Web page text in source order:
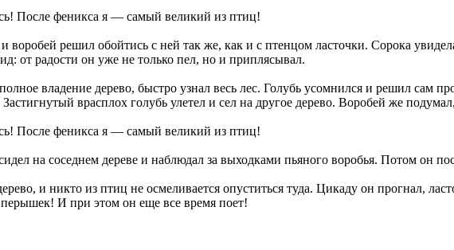
После феникса я — самый великий из птиц!
воробей решил обойтись с ней так же, как и с птенцом ласточки. Сорока
от радости он уже не только пел, но и приплясывал.
владение дерево, быстро узнал весь лес. Голубь усомнился и решил сам
врасплох голубь улетел и сел на другое дерево. Воробей же
После феникса я — самый великий из птиц!
на соседнем дереве и наблюдал за выходками пьяного воробья. Потом он
и никто из птиц не осмеливается опуститься туда. Цикаду он прогнал,
перышек! И при этом он еще все время поет!